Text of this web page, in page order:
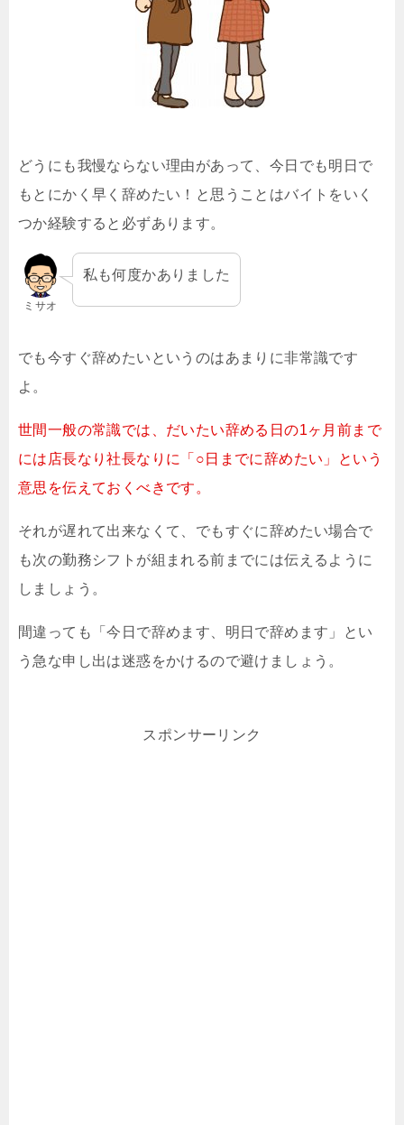
どうにも我慢ならない理由があって、今日でも明日で
もとにかく早く辞めたい！と思うことはバイトをいく
つか経験すると必ずあります。
ミサオ
私も何度かありました
でも今すぐ辞めたいというのはあまりに非常識です
よ。
世間一般の常識では、だいたい辞める日の1ヶ月前まで
には店長なり社長なりに「○日までに辞めたい」という
意思を伝えておくべきです。
それが遅れて出来なくて、でもすぐに辞めたい場合で
も次の勤務シフトが組まれる前までには伝えるように
しましょう。
間違っても「今日で辞めます、明日で辞めます」とい
う急な申し出は迷惑をかけるので避けましょう。
スポンサーリンク